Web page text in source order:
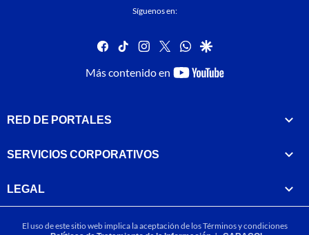
Síguenos en:
facebook
tiktok instagram
twitterwhatsapp
google
Más contenido en
youtube-
RED DE PORTALES
SERVICIOS CORPORATIVOS
LEGAL
El uso de este sitio web implica la aceptación de losTérminos y condiciones